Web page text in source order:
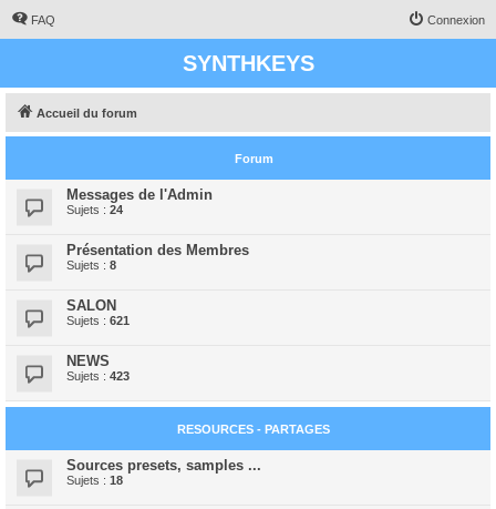
FAQ Connexion
SYNTHKEYS
Accueil du forum
Forum
Messages de l'Admin
Sujets : 24
Présentation des Membres
Sujets : 8
SALON
Sujets : 621
NEWS
Sujets : 423
RESOURCES - PARTAGES
Sources presets, samples ...
Sujets : 18